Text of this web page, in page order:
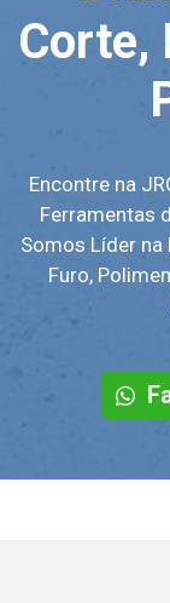
Corte,
Encontre na
Ferramentas
Somos Líder na
Furo,